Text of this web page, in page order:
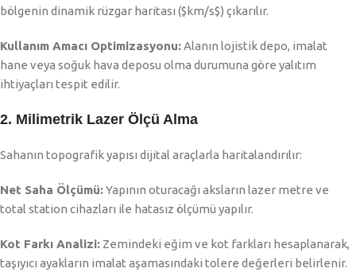
bölgenin dinamik rüzgar haritası ($km/s$) çıkarılır.
Kullanım Amacı Optimizasyonu:Alanın lojistik depo, imalat
hane veya soğuk hava deposu olma durumuna göre yalıtım
ihtiyaçları tespit edilir.
2. Milimetrik Lazer Ölçü Alma
Sahanın topografik yapısı dijital araçlarla haritalandırılır:
Net Saha Ölçümü:Yapının oturacağı aksların lazer metre ve
total station cihazları ile hatasız ölçümü yapılır.
Kot Farkı Analizi: Zemindeki eğim ve kot farkları hesaplanarak,
taşıyıcı ayakların imalat aşamasındaki tolere değerleri belirlenir.